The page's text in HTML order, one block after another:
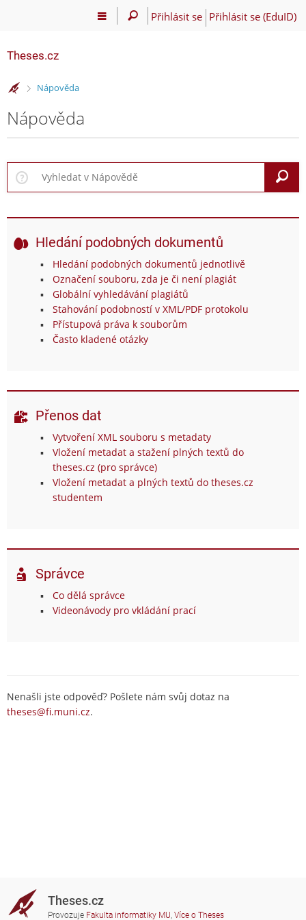
Přihlásit se Přihlásit se (EduID)
Theses.cz
>Nápověda
Nápověda
Hledání podobných dokumentů
Hledání podobných dokumentů jednotlivě
Označení souboru, zda je či není plagiát
Globální vyhledávání plagiátů
Stahování podobností v XML/PDF protokolu
Přístupová práva k souborům
Často kladené otázky
Přenos dat
Vytvoření XML souboru s metadaty
Vložení metadat a stažení plných textů do
theses.cz (pro správce)
Vložení metadat a plných textů do theses.cz
studentem
Správce
Co dělá správce
Videonávody pro vkládání prací
Nenašli jste odpověď? Pošlete nám svůj dotaz na
theses@fi.muni.cz.
Theses.cz
Provozuje Fakulta informatiky MU, Více o Theses